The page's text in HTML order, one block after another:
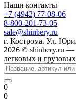
Наши контакты
+7 (4942) 77-08-06
8-800-201-73-05
sale@shinbery.ru
г. Кострома. Ул.
2026 © shinbery.ru —
легковых и
0
0